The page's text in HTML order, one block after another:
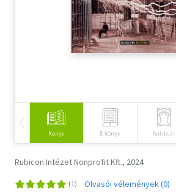
Tankönyv, segédkönyv
Társadalomtudomány
Könyv E-könyv Antikvár
Rubicon Intézet Nonprofit Kft., 2024
Olvasói vélemények (0)